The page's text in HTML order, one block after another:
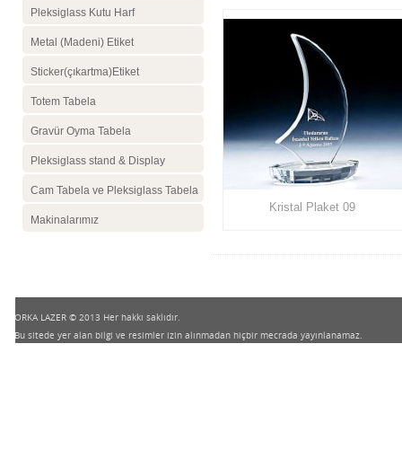
Pleksiglass Kutu Harf
Metal (Madeni) Etiket
Sticker(çıkartma)Etiket
Totem Tabela
Gravür Oyma Tabela
Pleksiglass stand & Display
Cam Tabela ve Pleksiglass Tabela
Makinalarımız
Kristal Plaket 09
ORKA LAZER © 2013 Her hakkı saklıdır.
Bu sitede yer alan bilgi ve resimler izin alınmadan hiçbir mecrada yayınlanamaz.